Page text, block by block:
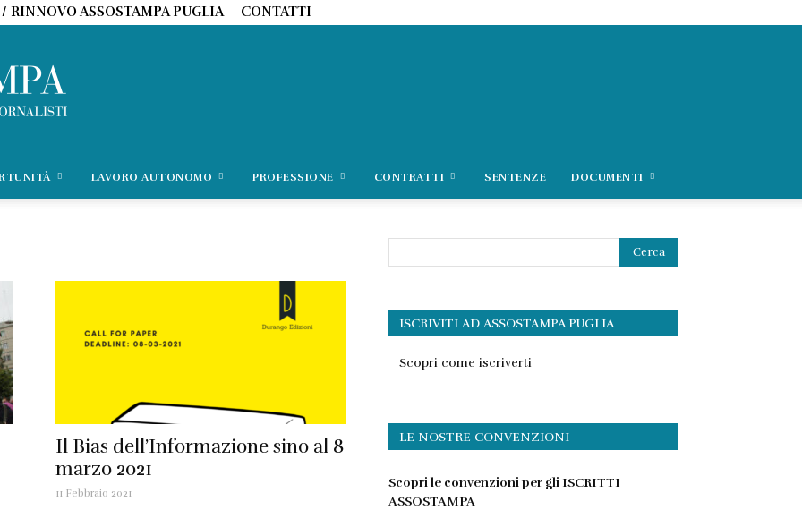
RINNOVO ASSOSTAMPA PUGLIA CONTATTI
LAVORO AUTONOMO PROFESSIONE CONTRATTI SENTENZE DOCUMENTI
Il Bias dell’Informazione sino al 8
marzo 2021
11 Febbraio 2021
ISCRIVITI AD ASSOSTAMPA PUGLIA
Scopri come iscriverti
LE NOSTRE CONVENZIONI
Scopri le convenzioni per gli ISCRITTI
ASSOSTAMPA